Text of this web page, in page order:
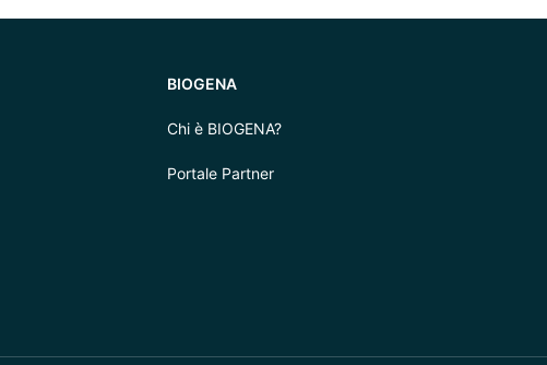
BIOGENA
Chi è BIOGENA?
Portale Partner